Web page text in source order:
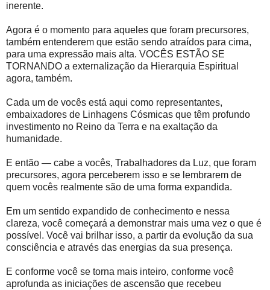
inerente.
Agora é o momento para aqueles que foram precursores,
também entenderem que estão sendo atraídos para cima,
para uma expressão mais alta. VOCÊS ESTÃO SE
TORNANDO a externalização da Hierarquia Espiritual
agora, também.
Cada um de vocês está aqui como representantes,
embaixadores de Linhagens Cósmicas que têm profundo
investimento no Reino da Terra e na exaltação da
humanidade.
E então — cabe a vocês, Trabalhadores da Luz, que foram
precursores, agora perceberem isso e se lembrarem de
quem vocês realmente são de uma forma expandida.
Em um sentido expandido de conhecimento e nessa
clareza, você começará a demonstrar mais uma vez o que é
possível. Você vai brilhar isso, a partir da evolução da sua
consciência e através das energias da sua presença.
E conforme você se torna mais inteiro, conforme você
aprofunda as iniciações de ascensão que recebeu